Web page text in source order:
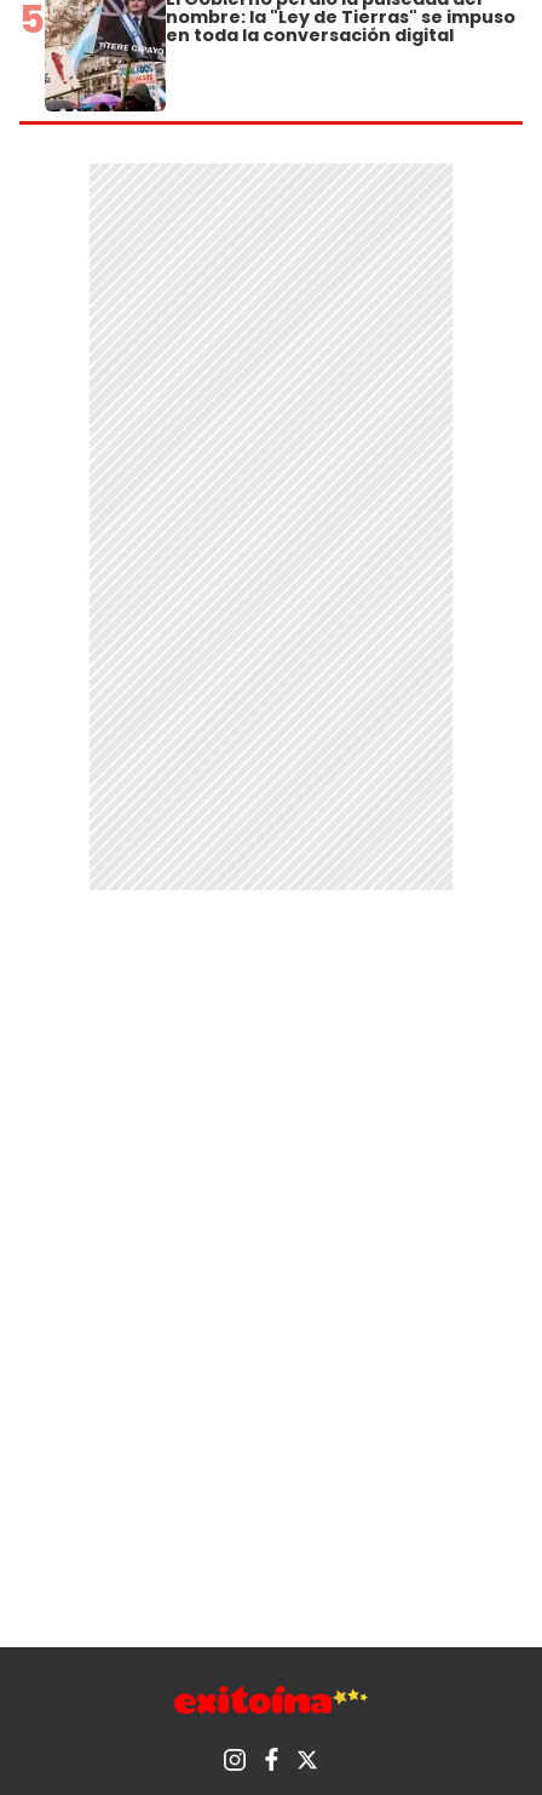
5 nombre: la "Ley de Tierras" se impuso
en toda la conversación digital